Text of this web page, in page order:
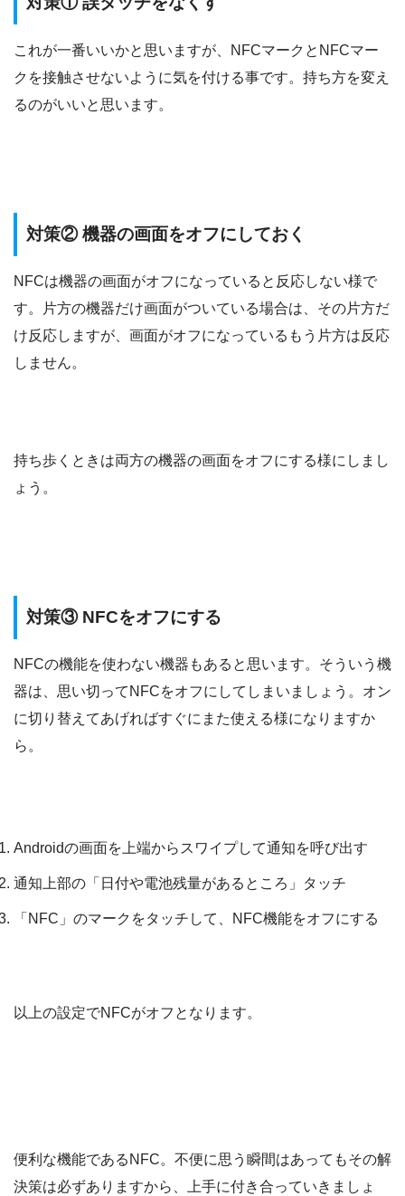
これが一番いいかと思いますが、NFCマークとNFCマー
クを接触させないように気を付ける事です。持ち方を変え
るのがいいと思います。
対策② 機器の画面をオフにしておく
NFCは機器の画面がオフになっていると反応しない様で
す。片方の機器だけ画面がついている場合は、その片方だ
け反応しますが、画面がオフになっているもう片方は反応
しません。
持ち歩くときは両方の機器の画面をオフにする様にしまし
ょう。
対策③ NFCをオフにする
NFCの機能を使わない機器もあると思います。そういう機
器は、思い切ってNFCをオフにしてしまいましょう。オン
に切り替えてあげればすぐにまた使える様になりますか
ら。
Androidの画面を上端からスワイプして通知を呼び出す
通知上部の「日付や電池残量があるところ」タッチ
「NFC」のマークをタッチして、NFC機能をオフにする
以上の設定でNFCがオフとなります。
便利な機能であるNFC。不便に思う瞬間はあってもその解
決策は必ずありますから、上手に付き合っていきましょ